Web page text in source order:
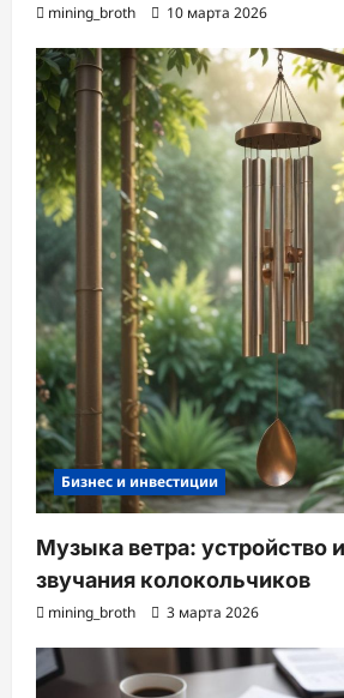
mining_broth 10 марта 2026
Бизнес и инвестиции
Музыка ветра: устройство
звучания колокольчиков
mining_broth 3 марта 2026